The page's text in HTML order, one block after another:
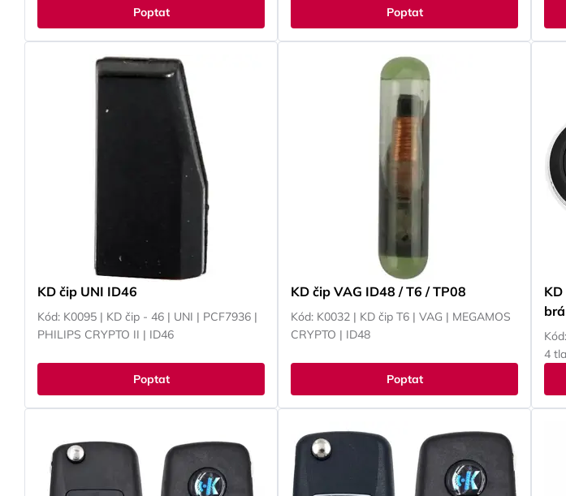
Poptat
Poptat
KD čip UNI ID46
Kód: K0095 | KD čip - 46 | UNI | PCF7936 |
PHILIPS CRYPTO II | ID46
Poptat
KD čip VAG ID48 / T6 / TP08
Kód: K0032 | KD čip T6 | VAG | MEGAMOS
CRYPTO | ID48
Poptat